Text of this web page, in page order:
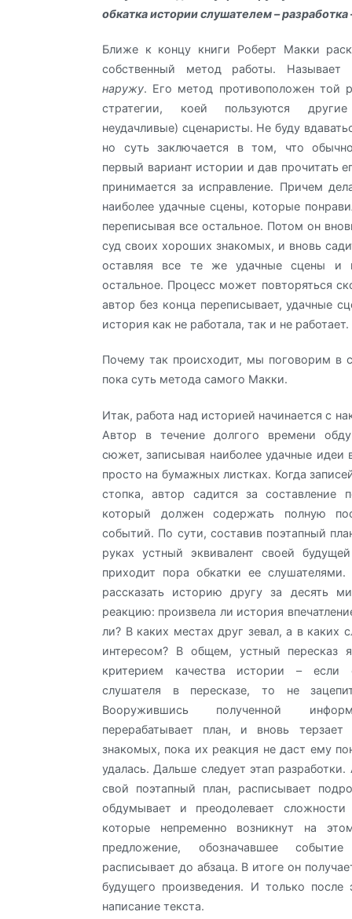
обкатка истории слушателем – разработка
Ближе к концу книги Роберт Макки
собственный метод работы.
наружу. Его метод противоположен той
стратегии, коей пользуются
неудачливые) сценаристы. Не буду
но суть заключается в том, что
первый вариант истории и дав прочитать
принимается за исправление. Причем
наиболее удачные сцены, которые
переписывая все остальное. Потом он
суд своих хороших знакомых, и вновь
оставляя все те же удачные сцены и
остальное. Процесс может повторяться
автор без конца переписывает, удачные
история как не работала, так и не работает.
Почему так происходит, мы поговорим в
пока суть метода самого Макки.
Итак, работа над историей начинается с
Автор в течение долгого времени
сюжет, записывая наиболее удачные идеи
просто на бумажных листках. Когда
стопка, автор садится за составление
который должен содержать полную
событий. По сути, составив поэтапный
руках устный эквивалент своей
приходит пора обкатки ее
рассказать историю другу за десять
реакцию: произвела ли история
ли? В каких местах друг зевал, а в каких
интересом? В общем, устный пересказ
критерием качества истории – если
слушателя в пересказе, то не
Вооружившись полученной
перерабатывает план, и вновь
знакомых, пока их реакция не даст ему
удалась. Дальше следует этап
свой поэтапный план, расписывает
обдумывает и преодолевает сложности
которые непременно возникнут на
предложение, обозначавшее
расписывает до абзаца. В итоге он
будущего произведения. И только после
написание текста.